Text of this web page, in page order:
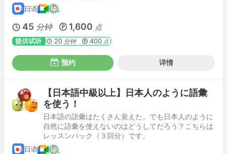
日语
45 分钟 1,600 点
提供试听 20 分钟 400点
预约 详情
【日本語中級以上】日本人のように語彙
を使う！
日本語の語彙はたくさん覚えた。でも日本人のように
自然に語彙を使えないのはどうしてだろう？こちらは
レッスンパック（３回分）です。
日语